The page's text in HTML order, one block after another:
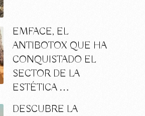
EMFACE, EL
ANTIBOTOX QUE HA
CONQUISTADO EL
SECTOR DE LA
ESTÉTICA …
DESCUBRE LA